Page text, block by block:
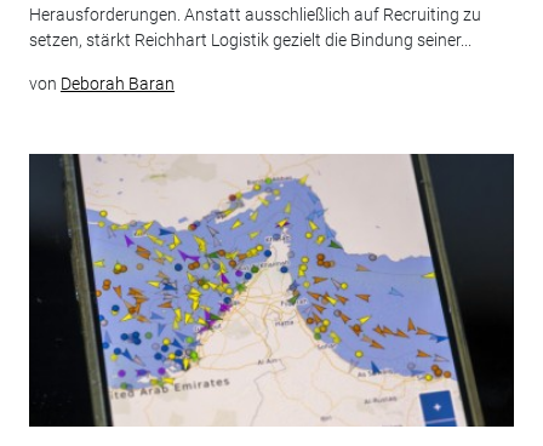
Herausforderungen. Anstatt ausschließlich auf Recruiting zu
setzen, stärkt Reichhart Logistik gezielt die Bindung seiner...
von Deborah Baran